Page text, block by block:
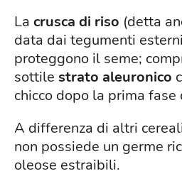
La crusca di riso (detta
data dai tegumenti
proteggono il seme;
sottile strato aleuronico
chicco dopo la prima
A differenza di altri
non possiede un germe
oleose estraibili.